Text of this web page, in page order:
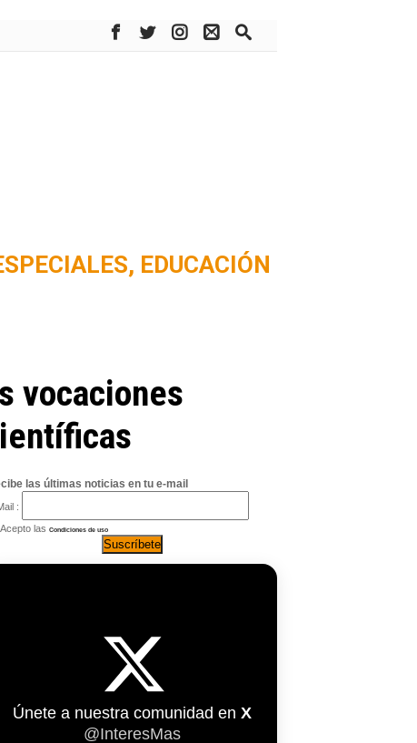
EDUCACIÓN
vocaciones
las últimas noticias en tu e-mail
:
Acepto las Condiciones de uso
Únete a nuestra comunidad en X
@InteresMas